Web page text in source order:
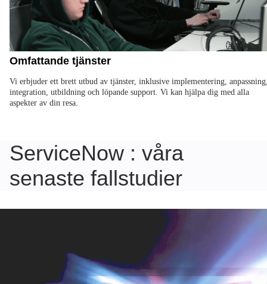
Omfattande tjänster
Vi erbjuder ett brett utbud av tjänster, inklusive implementering,
integration, utbildning och löpande support. Vi kan hjälpa dig med alla
aspekter av din resa.
ServiceNow : våra
senaste fallstudier